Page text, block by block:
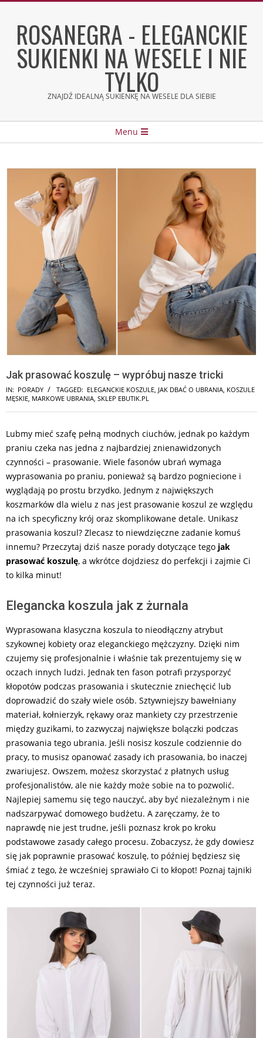
contentROSANEGRA - ELEGANCKIE
SUKIENKI NA WESELE I NIE
TYLKO
ZNAJDŹ IDEALNĄ SUKIENKĘ NA WESELE DLA SIEBIE
Menu
Jak prasować koszulę – wypróbuj nasze tricki
IN: PORADY TAGGED: ELEGANCKIE KOSZULE, JAK DBAĆ O UBRANIA, KOSZULE
MĘSKIE, MARKOWE UBRANIA, SKLEP EBUTIK.PL
Lubmy mieć szafę pełną modnych ciuchów, jednak po każdym
praniu czeka nas jedna z najbardziej znienawidzonych
czynności – prasowanie. Wiele fasonów ubrań wymaga
wyprasowania po praniu, ponieważ są bardzo pogniecione i
wyglądają po prostu brzydko. Jednym z największych
koszmarków dla wielu z nas jest prasowanie koszul ze względu
na ich specyficzny krój oraz skomplikowane detale. Unikasz
prasowania koszul? Zlecasz to niewdzięczne zadanie komuś
innemu? Przeczytaj dziś nasze porady dotyczące tego jak
prasować koszulę, a wkrótce dojdziesz do perfekcji i zajmie Ci
to kilka minut!
Elegancka koszula jak z żurnala
Wyprasowana klasyczna koszula to nieodłączny atrybut
szykownej kobiety oraz eleganckiego mężczyzny. Dzięki nim
czujemy się profesjonalnie i właśnie tak prezentujemy się w
oczach innych ludzi. Jednak ten fason potrafi przysporzyć
kłopotów podczas prasowania i skutecznie zniechęcić lub
doprowadzić do szały wiele osób. Sztywniejszy bawełniany
materiał, kołnierzyk, rękawy oraz mankiety czy przestrzenie
między guzikami, to zazwyczaj największe bolączki podczas
prasowania tego ubrania. Jeśli nosisz koszule codziennie do
pracy, to musisz opanować zasady ich prasowania, bo inaczej
zwariujesz. Owszem, możesz skorzystać z płatnych usług
profesjonalistów, ale nie każdy może sobie na to pozwolić.
Najlepiej samemu się tego nauczyć, aby być niezależnym i nie
nadszarpywać domowego budżetu. A zaręczamy, że to
naprawdę nie jest trudne, jeśli poznasz krok po kroku
podstawowe zasady całego procesu. Zobaczysz, że gdy dowiesz
się jak poprawnie prasować koszulę, to później będziesz się
śmiać z tego, że wcześniej sprawiało Ci to kłopot! Poznaj tajniki
tej czynności już teraz.